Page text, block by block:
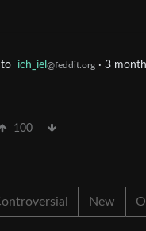
to ich_iel @feddit.org · 3
100
New